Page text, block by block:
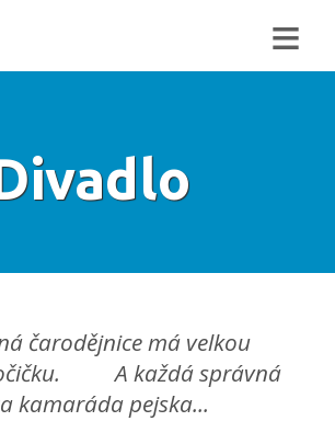
≡
čarodějnice má velkou
A každá správná
kamaráda pejska...